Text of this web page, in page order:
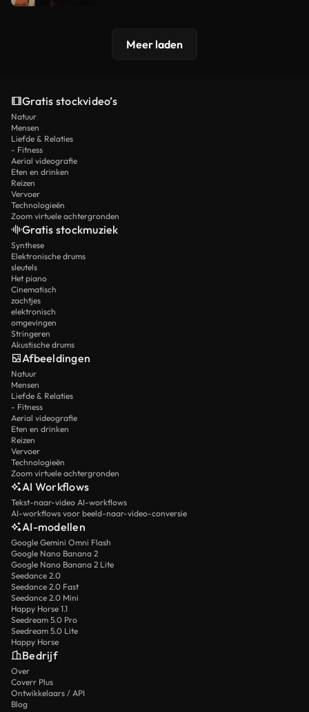
Meer laden
Gratis stockvideo’s
Natuur
Mensen
Liefde & Relaties
- Fitness
Aerial videografie
Eten en drinken
Reizen
Vervoer
Technologieën
Zoom virtuele achtergronden
Gratis stockmuziek
Synthese
Elektronische drums
sleutels
Het piano
Cinematisch
zachtjes
elektronisch
omgevingen
Stringeren
Akustische drums
Afbeeldingen
Natuur
Mensen
Liefde & Relaties
- Fitness
Aerial videografie
Eten en drinken
Reizen
Vervoer
Technologieën
Zoom virtuele achtergronden
AI Workflows
Tekst-naar-video AI-workflows
AI-workflows voor beeld-naar-video-conversie
AI-modellen
Google Gemini Omni Flash
Google Nano Banana 2
Google Nano Banana 2 Lite
Seedance 2.0
Seedance 2.0 Fast
Seedance 2.0 Mini
Happy Horse 1.1
Seedream 5.0 Pro
Seedream 5.0 Lite
Happy Horse
Bedrijf
Over
Coverr Plus
Ontwikkelaars / API
Blog